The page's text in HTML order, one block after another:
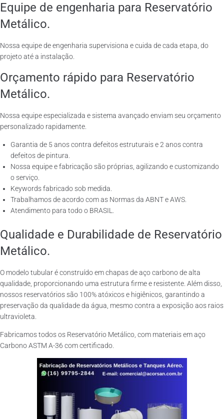
Equipe de engenharia para Reservatório
Metálico.
Nossa equipe de engenharia supervisiona e cuida de cada etapa, do
projeto até a instalação.
Orçamento rápido para Reservatório
Metálico.
Nossa equipe especializada e sistema avançado enviam seu orçamento
personalizado rapidamente.
Garantia de 5 anos contra defeitos estruturais e 2 anos contra
defeitos de pintura.
Nossa equipe e fabricação são próprias, agilizando e customizando
o serviço.
Keywords fabricado sob medida.
Trabalhamos de acordo com as Normas da ABNT e AWS.
Atendimento para todo o BRASIL.
Qualidade e Durabilidade de Reservatório
Metálico.
O modelo tubular é construído em chapas de aço carbono de alta
qualidade, proporcionando uma estrutura firme e resistente. Além disso,
nossos reservatórios são 100% atóxicos e higiênicos, garantindo a
preservação da qualidade da água, mesmo contra a exposição aos raios
ultravioleta.
Fabricamos todos os Reservatório Metálico, com materiais em aço
Carbono ASTM A-36 com certificado.